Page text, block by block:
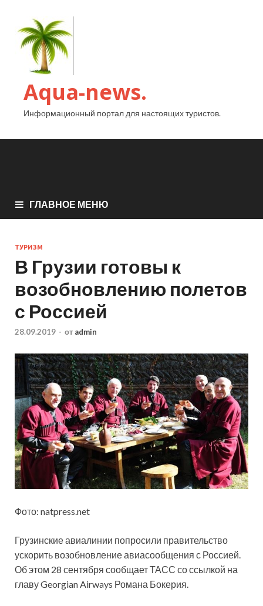
Aqua-news.
Информационный портал для настоящих туристов.
ГЛАВНОЕ МЕНЮ
ТУРИЗМ
В Грузии готовы к
возобновлению полетов
с Россией
28.09.2019 - от admin
Фото: natpress.net
Грузинские авиалинии попросили правительство
ускорить возобновление авиасообщения с Россией.
Об этом 28 сентября сообщает ТАСС со ссылкой на
главу Georgian Airways Романа Бокерия.